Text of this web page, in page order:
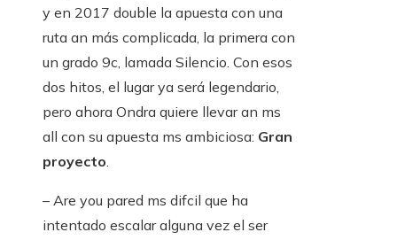
y en 2017 double la apuesta con una
ruta an más complicada, la primera con
un grado 9c, lamada Silencio. Con esos
dos hitos, el lugar ya será legendario,
pero ahora Ondra quiere llevar an ms
all con su apuesta ms ambiciosa: Gran
proyecto.
– Are you pared ms difcil que ha
intentado escalar alguna vez el ser